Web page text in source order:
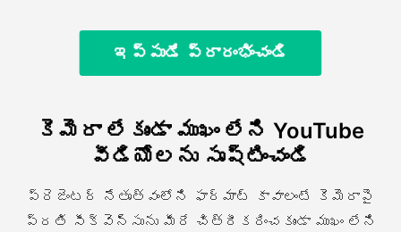
ఇప్పుడే ప్రారంభించండి
కెమెరా లేకుండా ముఖం లేని YouTube
వీడియోలను సృష్టించండి
ప్రెజెంటర్ నేతృత్వంలోని ఫార్మాట్ కావాలంటే కెమెరాపై
ప్రతి సీక్వెన్సును మీరే చిత్రీకరించకుండా ముఖం లేని